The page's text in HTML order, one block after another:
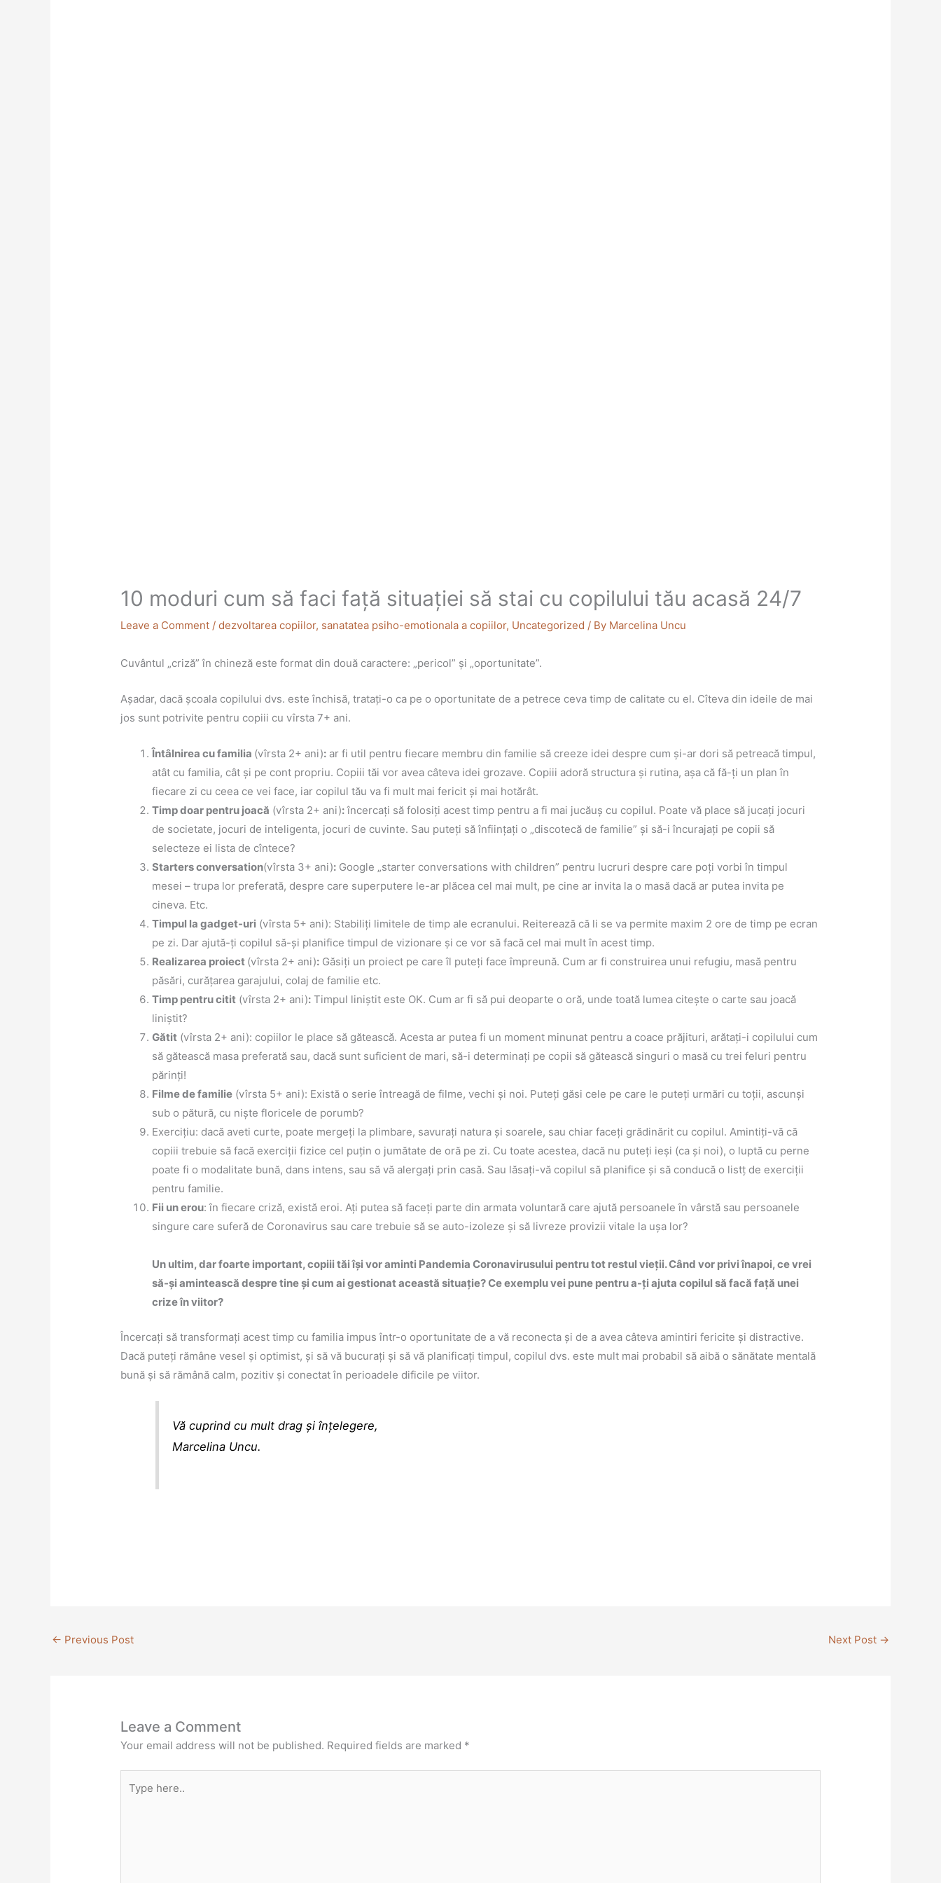
10 moduri cum să faci față situației să stai cu copilului tău acasă 24/7
Leave a Comment /dezvoltarea copiilor, sanatatea psiho-emotionala a copiilor, Uncategorized / By Marcelina Uncu
Cuvântul „criză” în chineză este format din două caractere: „pericol” și „oportunitate”.
Așadar, dacă școala copilului dvs. este închisă, tratați-o ca pe o oportunitate de a petrece ceva timp de calitate cu el. Cîteva din ideile de mai
jos sunt potrivite pentru copiii cu vîrsta 7+ ani.
Întâlnirea cu familia (vîrsta 2+ ani): ar fi util pentru fiecare membru din familie să creeze idei despre cum și-ar dori să petreacă timpul,
atât cu familia, cât și pe cont propriu. Copiii tăi vor avea câteva idei grozave. Copiii adoră structura și rutina, așa că fă-ți un plan în
fiecare zi cu ceea ce vei face, iar copilul tău va fi mult mai fericit și mai hotărât.
Timp doar pentru joacă (vîrsta 2+ ani):încercați să folosiți acest timp pentru a fi mai jucăuș cu copilul. Poate vă place să jucați jocuri
de societate, jocuri de inteligenta, jocuri de cuvinte. Sau puteți să înființați o „discotecă de familie” și să-i încurajați pe copii să
selecteze ei lista de cîntece?
Starters conversation(vîrsta 3+ ani): Google „starter conversations with children” pentru lucruri despre care poți vorbi în timpul
mesei – trupa lor preferată, despre care superputere le-ar plăcea cel mai mult, pe cine ar invita la o masă dacă ar putea invita pe
cineva. Etc.
Timpul la gadget-uri (vîrsta 5+ ani): Stabiliți limitele de timp ale ecranului. Reiterează că li se va permite maxim 2 ore de timp pe ecran
pe zi. Dar ajută-ți copilul să-și planifice timpul de vizionare și ce vor să facă cel mai mult în acest timp.
Realizarea proiect (vîrsta 2+ ani): Găsiți un proiect pe care îl puteți face împreună. Cum ar fi construirea unui refugiu, masă pentru
păsări, curățarea garajului, colaj de familie etc.
Timp pentru citit (vîrsta 2+ ani): Timpul liniștit este OK. Cum ar fi să pui deoparte o oră, unde toată lumea citește o carte sau joacă
liniștit?
Gătit (vîrsta 2+ ani): copiilor le place să gătească. Acesta ar putea fi un moment minunat pentru a coace prăjituri, arătați-i copilului cum
să gătească masa preferată sau, dacă sunt suficient de mari, să-i determinați pe copii să gătească singuri o masă cu trei feluri pentru
părinți!
Filme de familie (vîrsta 5+ ani): Există o serie întreagă de filme, vechi și noi. Puteți găsi cele pe care le puteți urmări cu toții, ascunși
sub o pătură, cu niște floricele de porumb?
Exercițiu: dacă aveti curte, poate mergeți la plimbare, savurați natura și soarele, sau chiar faceți grădinărit cu copilul. Amintiți-vă că
copiii trebuie să facă exerciții fizice cel puțin o jumătate de oră pe zi. Cu toate acestea, dacă nu puteți ieși (ca și noi), o luptă cu perne
poate fi o modalitate bună, dans intens, sau să vă alergați prin casă. Sau lăsați-vă copilul să planifice și să conducă o listț de exerciții
pentru familie.
Fii un erou: în fiecare criză, există eroi. Ați putea să faceți parte din armata voluntară care ajută persoanele în vârstă sau persoanele
singure care suferă de Coronavirus sau care trebuie să se auto-izoleze și să livreze provizii vitale la ușa lor?
Un ultim, dar foarte important, copiii tăi își vor aminti Pandemia Coronavirusului pentru tot restul vieții. Când vor privi înapoi, ce vrei
să-și amintească despre tine și cum ai gestionat această situație? Ce exemplu vei pune pentru a-ți ajuta copilul să facă față unei
crize în viitor?
Încercați să transformați acest timp cu familia impus într-o oportunitate de a vă reconecta și de a avea câteva amintiri fericite și distractive.
Dacă puteți rămâne vesel și optimist, și să vă bucurați și să vă planificați timpul, copilul dvs. este mult mai probabil să aibă o sănătate mentală
bună și să rămână calm, pozitiv și conectat în perioadele dificile pe viitor.
Vă cuprind cu mult drag și înțelegere,
Marcelina Uncu.
← Previous Post Next Post →
Leave a Comment
Your email address will not be published. Required fields are marked *
here..